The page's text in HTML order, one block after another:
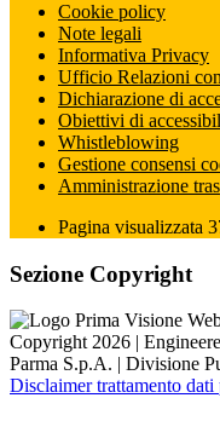
Cookie policy
Note legali
Informativa Privacy
Ufficio Relazioni
Dichiarazione di
Obiettivi di
Whistleblowing
Gestione consensi
Amministrazione
Pagina visualizzata
Sezione Copyright
Copyright 2026 |
Parma S.p.A. | Divisione
Disclaimer trattamento dati